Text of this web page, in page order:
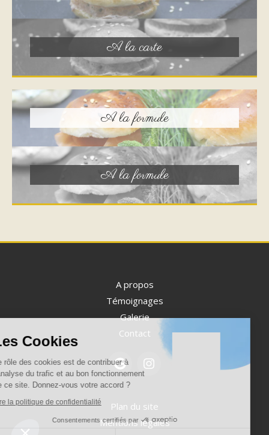
A la carte
A la formule
A la formule
A propos
Témoignages
Galerie
Contact
Plan du site
Mentions légales
Les Cookies
Le rôle des cookies est de contribuer à
l'analyse du trafic et au bon fonctionnement
de ce site. Donnez-vous votre accord ?
Lire la politique de confidentialité
Consentements certifiés par